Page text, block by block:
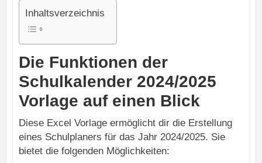
Inhaltsverzeichnis
Die Funktionen der
Schulkalender 2024/2025
Vorlage auf einen Blick
Diese Excel Vorlage ermöglicht dir die Erstellung
eines Schulplaners für das Jahr 2024/2025. Sie
bietet die folgenden Möglichkeiten: